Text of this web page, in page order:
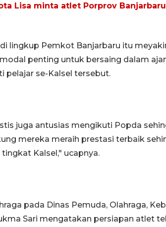
Lisa minta atlet Porprov
lingkup Pemkot Banjarbaru itu
penting untuk bersaing dalam
pelajar se-Kalsel tersebut.
juga antusias mengikuti Popda
mereka meraih prestasi terbaik
Kalsel," ucapnya.
pada Dinas Pemuda, Olahraga,
Sari mengatakan persiapan atlet
Bola